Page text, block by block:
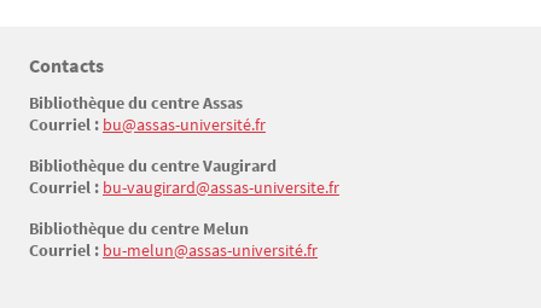
Texte
Contacts
Bibliothèque du centre Assas
Courriel : bu@assas-université.fr
Bibliothèque du centre Vaugirard
Courriel : bu-vaugirard@assas-universite.fr
Bibliothèque du centre Melun
Courriel : bu-melun@assas-université.fr